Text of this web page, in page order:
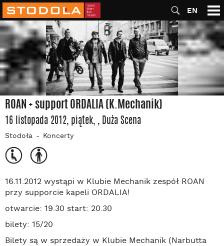
EN
ROAN + support ORDALIA (K.Mechanik)
16 listopada 2012, piątek, , Duża Scena
Stodoła Koncerty
16.11.2012 wystąpi w Klubie Mechanik zespół ROAN
przy supporcie kapeli ORDALIA!
otwarcie: 19.30 start: 20.30
bilety: 15/20
Bilety są w sprzedaży w Klubie Mechanik (Narbutta